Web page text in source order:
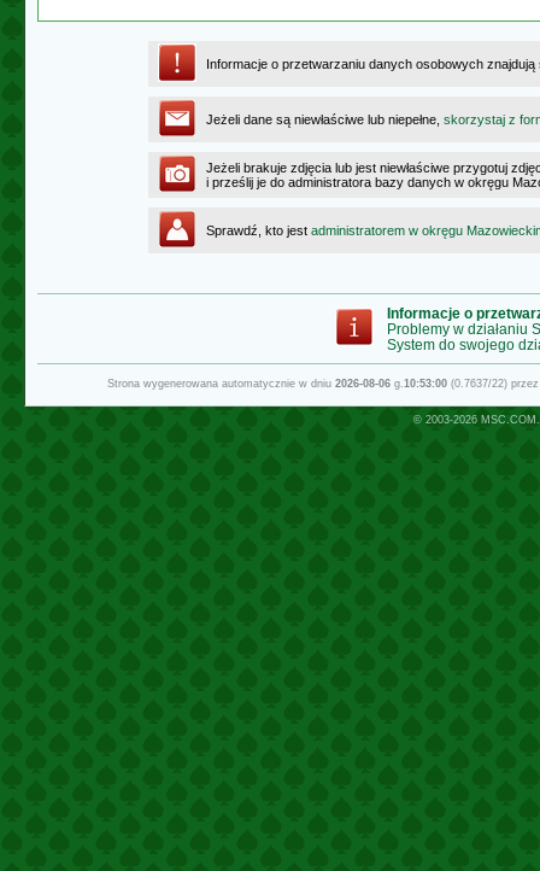
Informacje o przetwarzaniu danych osobowych
Jeżeli dane są niewłaściwe lub niepełne, skorzystaj z
Jeżeli brakuje zdjęcia lub jest niewłaściwe przygotuj
i prześlij je do administratora bazy danych w okręgu
Sprawdź, kto jest administratorem w okręgu
Informacje o
Problemy w działaniu
System do swojego
Strona wygenerowana automatycznie w dniu 2026-08-06g.10:53:00(0.7637/22)
© 2003-2026